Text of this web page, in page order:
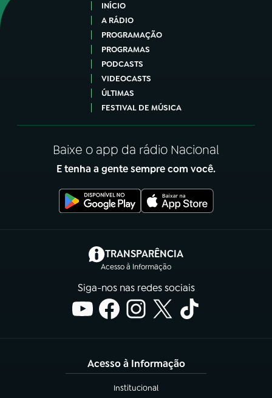
INÍCIO
A RÁDIO
PROGRAMAÇÃO
PROGRAMAS
PODCASTS
VIDEOCASTS
ÚLTIMAS
FESTIVAL DE MÚSICA
Baixe o app da rádio Nacional
E tenha a gente sempre com você.
TRANSPARÊNCIA
Acesso à Informação
(abre em nova aba)
Siga-nos nas redes sociais
Acesso à Informação
Institucional
(abre em nova aba)